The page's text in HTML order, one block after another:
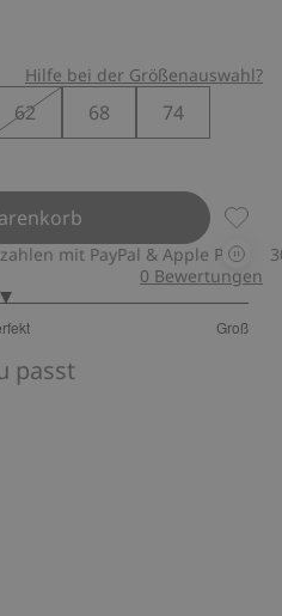
Hilfe bei der Größenauswahl?
62 68
74
mit PayPal & Apple Pay 30-
Groß
0 Bewertungen
passt